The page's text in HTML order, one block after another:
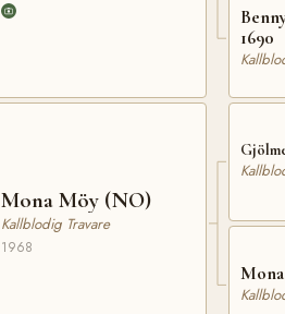
Mona Möy (NO)
Kallblodig Travare
1968
1690